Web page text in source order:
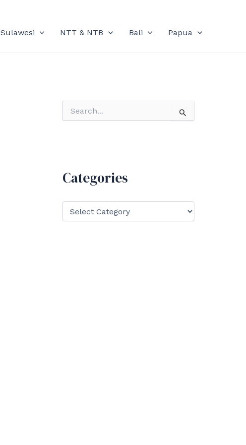
Sulawesi NTT & NTB Bali Papua
o
Categories